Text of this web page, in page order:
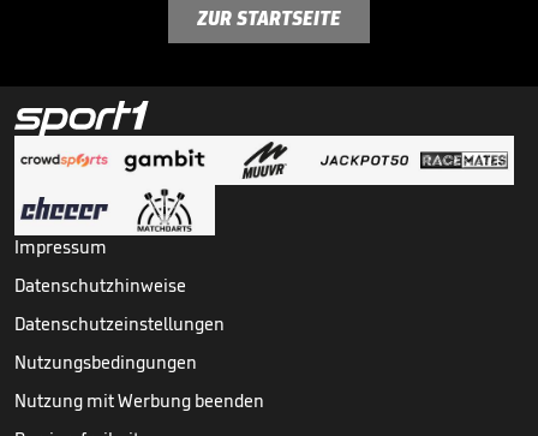
ZUR STARTSEITE
Impressum
Datenschutzhinweise
Datenschutzeinstellungen
Nutzungsbedingungen
Nutzung mit Werbung beenden